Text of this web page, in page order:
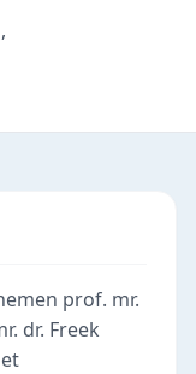
,
prof. mr.
dr. Freek